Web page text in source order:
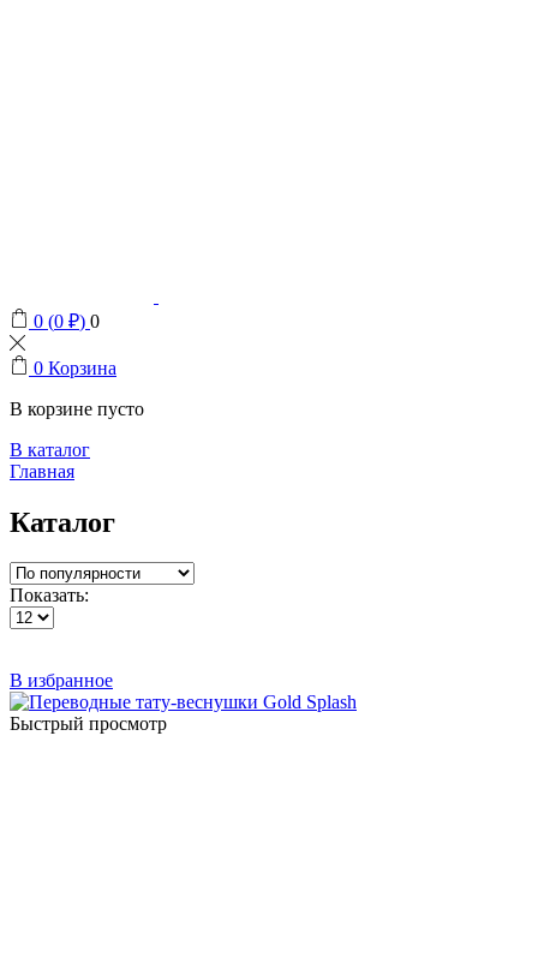
0 (0 ₽) 0
0 Корзина
В корзине пусто
В каталог
Главная
Каталог
Показать:
В избранное
Быстрый просмотр